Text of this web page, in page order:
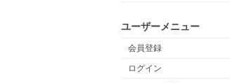
ユーザーメニュー
会員登録
ログイン